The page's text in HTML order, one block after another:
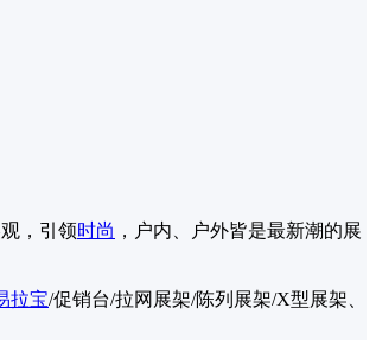
，引领时尚 ，户内、户外皆是最新潮的展
拉宝/促销台/拉网展架/陈列展架/X型展架、